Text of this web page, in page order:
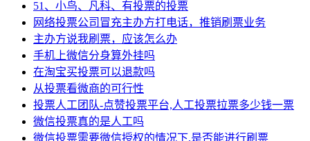
51、小鸟、凡科、有投票的投票
网络投票公司冒充主办方打电话，推销刷票业务
主办方说我刷票，应该怎么办
手机上微信分身算外挂吗
在淘宝买投票可以退款吗
从投票看微商的可行性
投票人工团队-点赞投票平台,人工投票拉票多少钱一票
微信投票真的是人工吗
微信投票需要微信授权的情况下,是否能进行刷票